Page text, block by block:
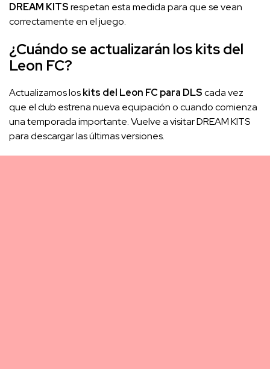
DREAM KITSrespetan esta medida para que se vean
correctamente en el juego.
¿Cuándo se actualizarán los kits del
Leon FC?
Actualizamos loskits del Leon FC para DLScada vez
que el club estrena nueva equipación o cuando comienza
una temporada importante. Vuelve a visitar DREAM KITS
para descargar las últimas versiones.